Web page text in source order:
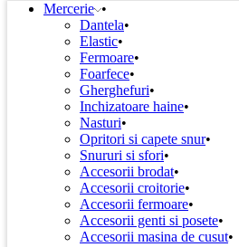
Mercerie
Dantela
Elastic
Fermoare
Foarfece
Gherghefuri
Inchizatoare haine
Nasturi
Opritori si capete snur
Snururi si sfori
Accesorii brodat
Accesorii croitorie
Accesorii fermoare
Accesorii genti si posete
Accesorii masina de cusut